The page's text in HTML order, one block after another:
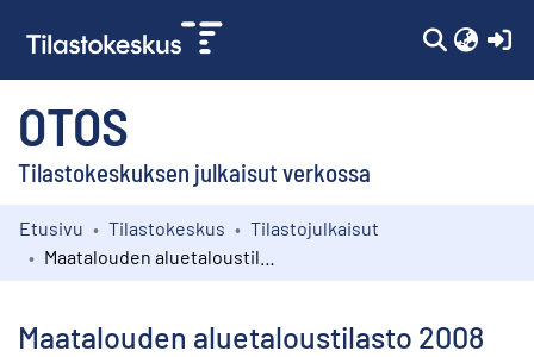
OTOS
Tilastokeskuksen julkaisut verkossa
Kokoelmat
Etusivu Tilastokeskus
Tilastojulkaisut
Maatalouden aluetaloustilasto 2008